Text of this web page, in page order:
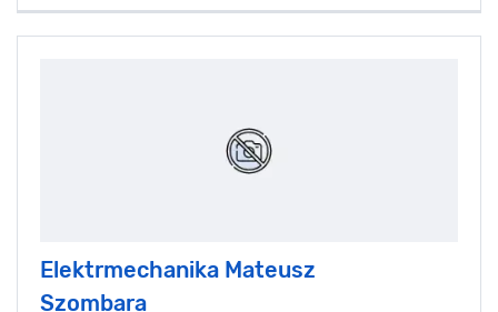
Elektrmechanika Mateusz
Szombara